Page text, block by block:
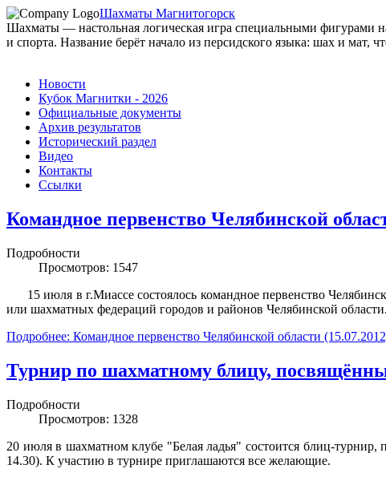
Шахматы Магнитогорск
Шахматы — настольная логическая игра специальными фигурами
и спорта. Название берёт начало из персидского языка: шах и мат,
Новости
Кубок Магнитки - 2026
Официальные документы
Архив результатов
Исторический раздел
Видео
Контакты
Ссылки
Командное первенство Челябинской
Подробности
Просмотров: 1547
15 июля в г.Миассе состоялось командное первенство
или шахматных федераций городов и районов Челябинской
Подробнее: Командное первенство Челябинской области
Турнир по шахматному блицу,
Подробности
Просмотров: 1328
20 июля в шахматном клубе "Белая ладья" состоится блиц-
14.30). К участию в турнире приглашаются все желающие.